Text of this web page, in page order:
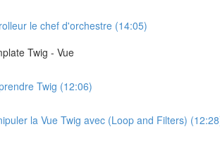
le chef d'orchestre (14:05)
Twig - Vue
Twig (12:06)
la Vue Twig avec (Loop and Filters)